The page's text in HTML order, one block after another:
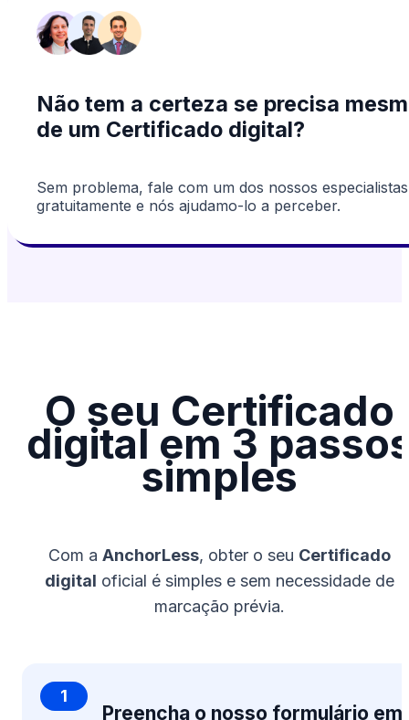
Não tem a certeza se precisa
de um Certificado digital?
Sem problema, fale com um dos nossos especialistas
gratuitamente e nós ajudamo-lo a perceber.
O seu Certificado
digital em 3
simples
Com a AnchorLess, obter o seu Certificado
digital oficial é simples e sem necessidade de
marcação prévia.
1
Preencha o nosso formulário em